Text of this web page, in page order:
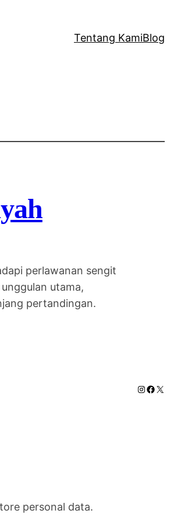
Tentang KamiBlog
perlawanan sengit
utama,
pertandingan.
Instagram
X
personal data.